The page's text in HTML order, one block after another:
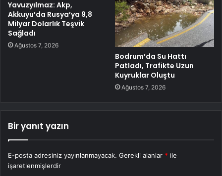
Yavuzyılmaz: Akp,
Akkuyu’da Rusya’ya 9,8
Milyar Dolarlık Teşvik
Sağladı
Ağustos 7, 2026
Bodrum’da Su Hattı
Patladı, Trafikte Uzun
Kuyruklar Oluştu
Ağustos 7, 2026
Bir yanıt yazın
E-posta adresiniz yayınlanmayacak. Gerekli alanlar * ile
işaretlenmişlerdir